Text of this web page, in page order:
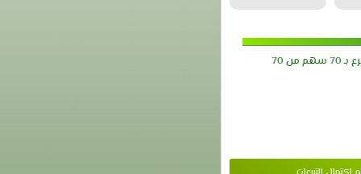
بـ70 سهم من 70